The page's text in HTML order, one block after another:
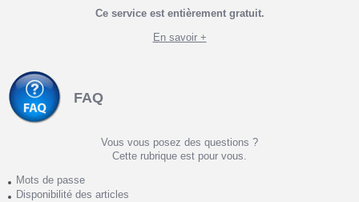
Ce service est entièrement gratuit.
En savoir +
FAQ
Vous vous posez des questions ?
Cette rubrique est pour vous.
Mots de passe
Disponibilité des articles